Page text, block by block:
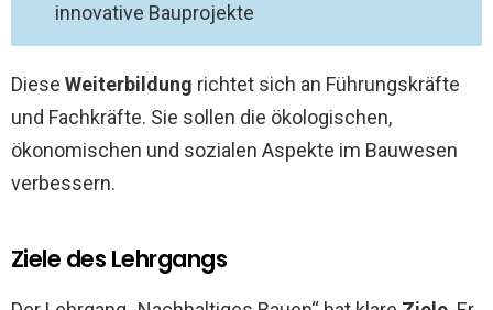
innovative Bauprojekte
Diese Weiterbildung richtet sich an Führungskräfte
und Fachkräfte. Sie sollen die ökologischen,
ökonomischen und sozialen Aspekte im Bauwesen
verbessern.
Ziele des Lehrgangs